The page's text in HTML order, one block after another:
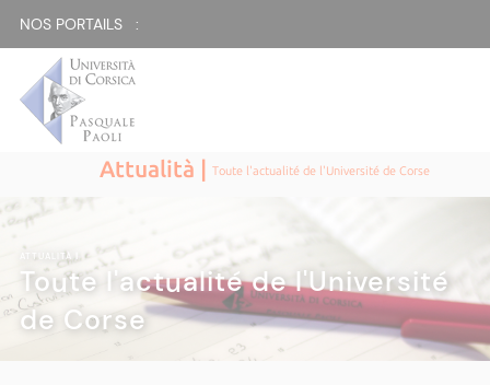
NOS PORTAILS :
Attualità |Toute l'actualité de l'Université de Corse
ATTUALITÀ|
Toute l'actualité de l'Université
de Corse